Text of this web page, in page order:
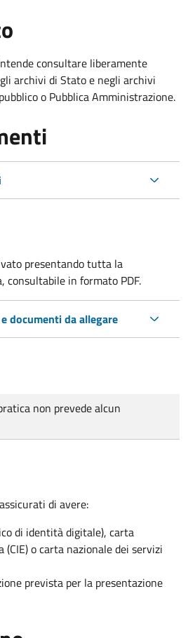
consultare liberamente
archivi di Stato e negli archivi
o Pubblica Amministrazione.
presentando tutta la
consultabile in formato PDF.
documenti da allegare
non prevede alcun
di avere:
di identità digitale), carta
o carta nazionale dei servizi
prevista per la presentazione